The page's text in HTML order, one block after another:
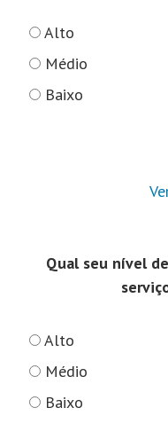
Alto
Médio
Baixo
Qual seu nível
Alto
Médio
Baixo